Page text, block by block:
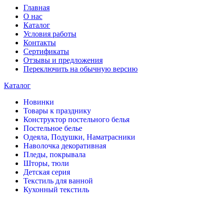
Главная
О нас
Каталог
Условия работы
Контакты
Сертификаты
Отзывы и предложения
Переключить на обычную версию
Каталог
Новинки
Товары к празднику
Конструктор постельного белья
Постельное белье
Одеяла, Подушки, Наматрасники
Наволочка декоративная
Пледы, покрывала
Шторы, тюли
Детская серия
Текстиль для ванной
Кухонный текстиль